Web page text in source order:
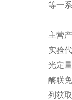
等一
主营
实验
光定
酶联
列获